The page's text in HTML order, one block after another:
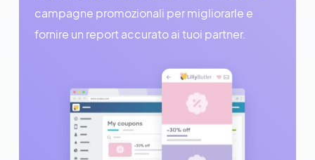
campagne promozionali per migliorarle e
fornire un report accurato ai tuoi partner.